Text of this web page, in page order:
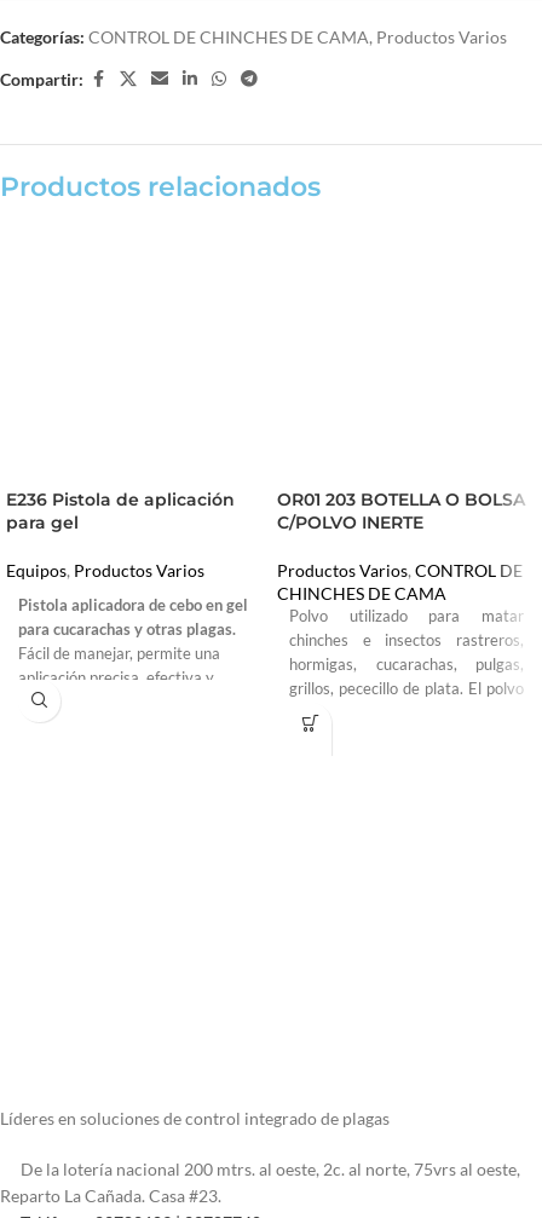
Categorías: CONTROL DE CHINCHES DE CAMA, Productos Varios
Compartir:
Productos relacionados
E236 Pistola de aplicación
para gel
Equipos, Productos Varios
Pistola aplicadora de cebo en gel
para cucarachas y otras plagas.
Fácil de manejar, permite una
aplicación precisa, efectiva y
limpia, sin causar desorden.
OR01 203 BOTELLA O BOLSA
C/POLVO INERTE
Productos Varios, CONTROL DE
CHINCHES DE CAMA
Polvo utilizado para matar
chinches e insectos rastreros,
hormigas, cucarachas, pulgas,
grillos, pececillo de plata. El polvo
mata al absorber líquidos de
insectos dejándolos
Líderes en soluciones de control integrado de plagas
De la lotería nacional 200 mtrs. al oeste, 2c. al norte, 75vrs al oeste,
Reparto La Cañada. Casa #23.